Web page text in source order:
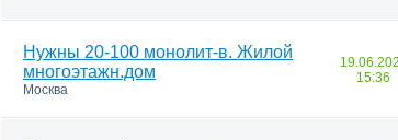
Нужны 20-100 монолит-в. Жилой
многоэтажн.дом
Москва
15:36